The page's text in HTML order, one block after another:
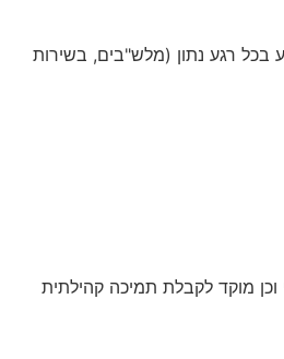
בכל רגע נתון (מלש"בים, בשירות
מוקד לקבלת תמיכה קהילתית